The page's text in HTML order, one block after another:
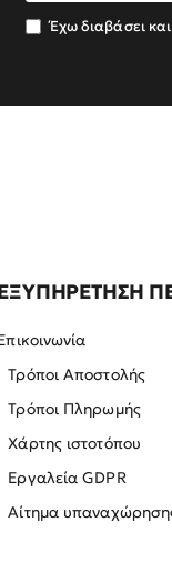
σας
Έχω διαβάσει
Τρόποι Αποστολής
Τρόποι Πληρωμής
Χάρτης ιστοτόπου
Εργαλεία GDPR
Αίτημα